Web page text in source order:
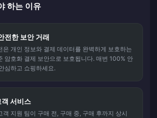
하는 이유
전한 보안 거래
은 개인 정보와 결제 데이터를 완벽하게 보호하는
암호화 결제 보안으로 보호됩니다. 매번 100% 안
심하고 쇼핑하세요.
서비스
객 지원 팀이 구매 전, 구매 중, 구매 후까지 상시